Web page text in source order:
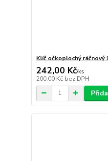
Klíč očkoplochý ráčnový
242,00 Kč/ks
200,00 Kč bez DPH